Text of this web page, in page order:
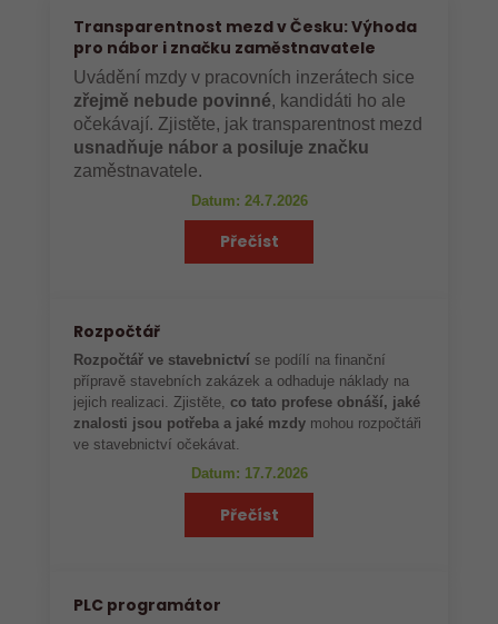
Transparentnost mezd v Česku: Výhoda
pro nábor i značku zaměstnavatele
Uvádění mzdy v pracovních inzerátech sice
zřejmě nebude povinné, kandidáti ho ale
očekávají. Zjistěte, jak transparentnost mezd
usnadňuje nábor a posiluje značku
zaměstnavatele.
Datum: 24.7.2026
Přečíst
Rozpočtář
Rozpočtář ve stavebnictví se podílí na finanční
přípravě stavebních zakázek a odhaduje náklady na
jejich realizaci. Zjistěte,co tato profese obnáší, jaké
znalosti jsou potřeba a jaké mzdy mohou rozpočtáři
ve stavebnictví očekávat.
Datum: 17.7.2026
Přečíst
PLC programátor